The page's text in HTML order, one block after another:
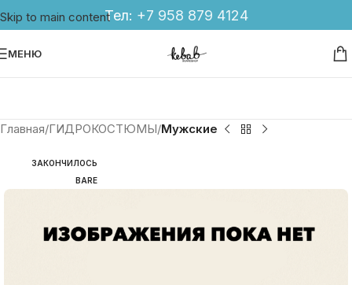
Skip to main contentТел: +7 958 879 4124
МЕНЮ
Главная ГИДРОКОСТЮМЫ Мужские
ЗАКОНЧИЛОСЬ
BARE